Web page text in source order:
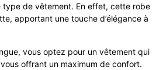
type de vêtement. En effet, cette robe
apportant une touche d’élégance à
vous optez pour un vêtement qui
offrant un maximum de confort.